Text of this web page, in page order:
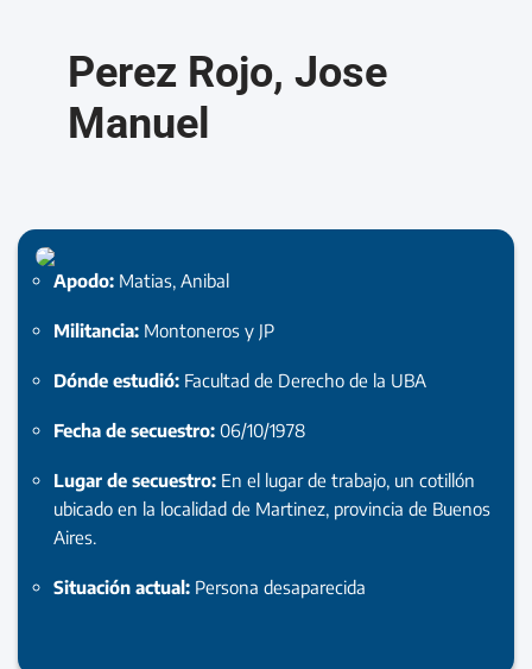
Perez Rojo, Jose
Manuel
Apodo: Matias, Anibal
Militancia: Montoneros y JP
Dónde estudió: Facultad de Derecho de la UBA
Fecha de secuestro: 06/10/1978
Lugar de secuestro: En el lugar de trabajo, un cotillón
ubicado en la localidad de Martinez, provincia de Buenos
Aires.
Situación actual: Persona desaparecida